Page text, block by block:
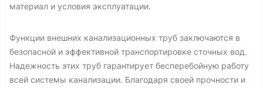
материал и условия эксплуатации.
Функции внешних канализационных труб заключаются в
безопасной и эффективной транспортировке сточных вод.
Надежность этих труб гарантирует бесперебойную работу
всей системы канализации. Благодаря своей прочности и